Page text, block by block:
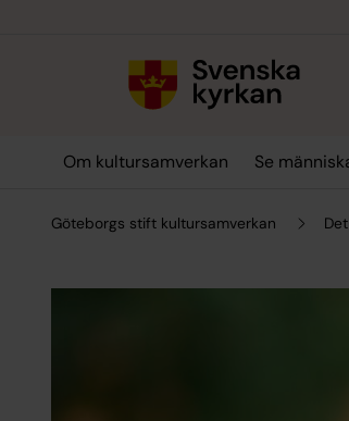
Om kultursamverkan Se
Göteborgs stift kultursamverkan